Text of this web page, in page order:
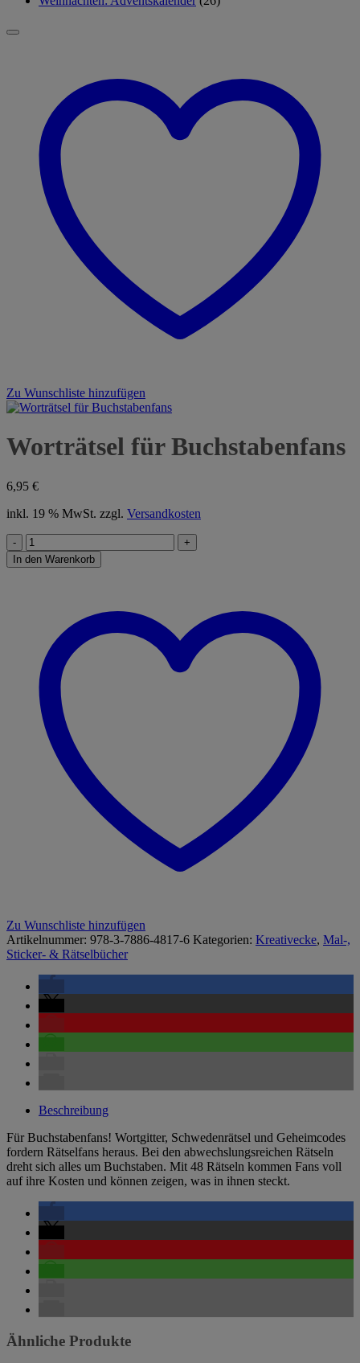
Zu Wunschliste hinzufügen
Worträtsel für Buchstabenfans
6,95 €
inkl. 19 % MwSt. zzgl. Versandkosten
Worträtsel
für
Buchstabenfans
In den Warenkorb
Zu Wunschliste hinzufügen
Artikelnummer: 978-3-7886-4817-6 Kategorien: Kreativecke, Mal-,
Sticker- & Rätselbücher
Beschreibung
Für Buchstabenfans! Wortgitter, Schwedenrätsel und Geheimcodes
fordern Rätselfans heraus. Bei den abwechslungsreichen Rätseln
dreht sich alles um Buchstaben. Mit 48 Rätseln kommen Fans voll
auf ihre Kosten und können zeigen, was in ihnen steckt.
Ähnliche Produkte